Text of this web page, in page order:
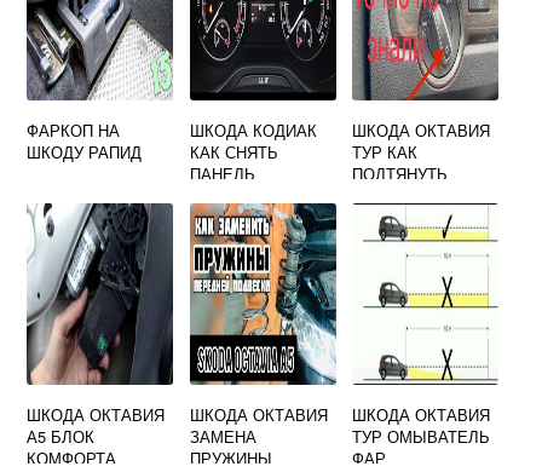
ФАРКОП НА
ШКОДУ РАПИД
ШКОДА КОДИАК
КАК СНЯТЬ
ПАНЕЛЬ
ШКОДА ОКТАВИЯ
ТУР КАК
ПОДТЯНУТЬ
ШКОДА ОКТАВИЯ
А5 БЛОК
КОМФОРТА
ШКОДА ОКТАВИЯ
ЗАМЕНА
ПРУЖИНЫ
ШКОДА ОКТАВИЯ
ТУР ОМЫВАТЕЛЬ
ФАР